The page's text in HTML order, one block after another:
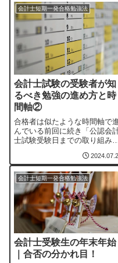
会計士短期一発合格勉強法
会計士試験の受験者が知
るべき勉強の進め方と時
間軸②
合格者は似たような時間軸で
んでいる前回に続き「公認会
士試験受験日までの取り組み方
紹介します。正直、勉強を開
すると意識することはあまり
い視点だと思いますが、勉強開
始から合格までの大枠として
参考にしてもらえ...
会計士短期一発合格勉強法
会計士受験生の年末年始
｜合否の分かれ目！